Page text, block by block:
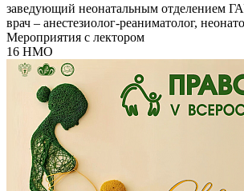
заведующий неонатальным отделением
врач – анестезиолог-реаниматолог,
Мероприятия с лектором
16 НМО